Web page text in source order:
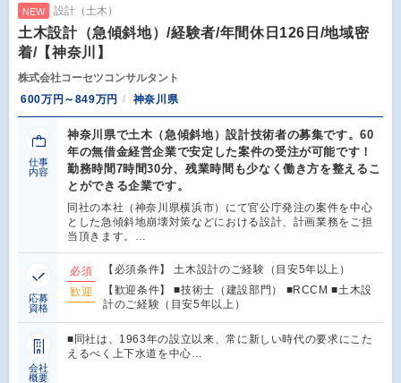
NEW 設計（土木）
土木設計（急傾斜地）/経験者/年間休日126日/地域密
着/【神奈川】
株式会社コーセツコンサルタント
600万円～849万円
神奈川県
仕事
内容
神奈川県で土木（急傾斜地）設計技術者の募集です。60
年の無借金経営企業で安定した案件の受注が可能です！
勤務時間7時間30分、残業時間も少なく働き方を整えるこ
とができる企業です。
同社の本社（神奈川県横浜市）にて官公庁発注の案件を中心
とした急傾斜地崩壊対策などにおける設計、計画業務をご担
当頂きます。…
応募
資格
必須
【必須条件】 土木設計のご経験（目安5年以上）
歓迎
【歓迎条件】 ■技術士（建設部門） ■RCCM ■土木設
計のご経験（目安5年以上）
会社
概要
■同社は、1963年の設立以来、常に新しい時代の要求にこた
えるべく上下水道を中心…